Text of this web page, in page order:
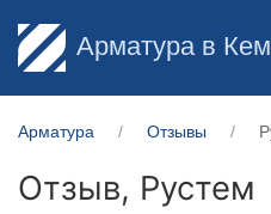
Арматура в
Арматура Отзывы
Отзыв, Рустем